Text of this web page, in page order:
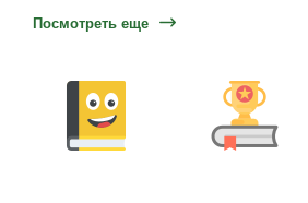
Посмотреть еще